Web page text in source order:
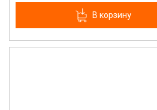
В корзину